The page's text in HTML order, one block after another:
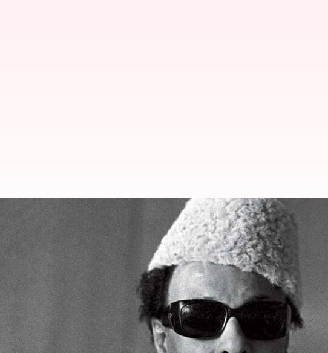
புரட்சி தலைவர் எம்ஜிஆரின்
தலைவர்கள் மரியாதை
எழுதியவர் Venkatalakshmi V Jan 17, 2023 03:12 pm
செய்தி முன்னோட்டம்
இன்று முன்னாள் முதல்வர், புரட்சி தலைவர்
பற்றிய சில சுவாரஸ்யமான தகவலைக்
பாய்ஸ் ட்ராமா கம்பெனி மூலம் தனது